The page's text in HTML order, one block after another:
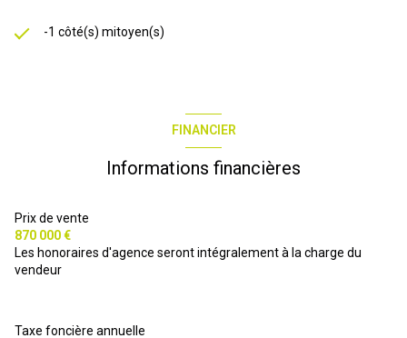
-1 côté(s) mitoyen(s)
FINANCIER
Informations financières
Prix de vente
870 000 €
Les honoraires d'agence seront intégralement à la charge du
vendeur
Taxe foncière annuelle